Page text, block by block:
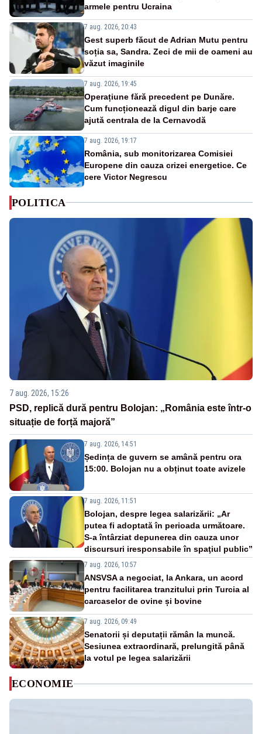
armele pentru Ucraina
7 aug. 2026, 20:43
Gest superb făcut de Adrian Mutu pentru
soția sa, Sandra. Zeci de mii de oameni au
văzut imaginile
7 aug. 2026, 19:45
Operațiune fără precedent pe Dunăre.
Cum funcționează digul din barje care
ajută centrala de la Cernavodă
7 aug. 2026, 19:17
România, sub monitorizarea Comisiei
Europene din cauza crizei energetice. Ce
cere Victor Negrescu
POLITICA
7 aug. 2026, 15:26
PSD, replică dură pentru Bolojan: „România este într-o
situație de forță majoră”
7 aug. 2026, 14:51
Ședința de guvern se amână pentru ora
15:00. Bolojan nu a obținut toate avizele
7 aug. 2026, 11:51
Bolojan, despre legea salarizării: „Ar
putea fi adoptată în perioada următoare.
S-a întârziat depunerea din cauza unor
discursuri iresponsabile în spaţiul public”
7 aug. 2026, 10:57
ANSVSA a negociat, la Ankara, un acord
pentru facilitarea tranzitului prin Turcia al
carcaselor de ovine și bovine
7 aug. 2026, 09:49
Senatorii și deputații rămân la muncă.
Sesiunea extraordinară, prelungită până
la votul pe legea salarizării
ECONOMIE